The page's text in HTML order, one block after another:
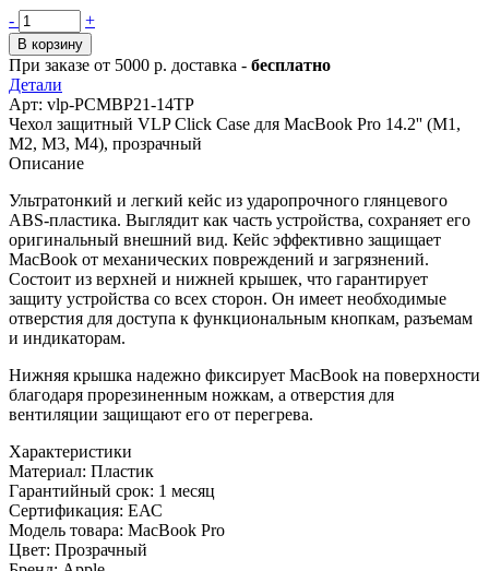
Количество
товара
Чехол
защитный
VLP
Click
Case
для
MacBook
Pro
14.2''
(M1,
M2,
M3,
M4),
прозрачный
- +
В корзину
При заказе от 5000 р. доставка - бесплатно
Детали
Арт: vlp-PCMBP21-14TP
Чехол защитный VLP Click Case для MacBook Pro 14.2'' (M1,
M2, M3, M4), прозрачный
Описание
Ультратонкий и легкий кейс из ударопрочного глянцевого
ABS-пластика. Выглядит как часть устройства, сохраняет его
оригинальный внешний вид. Кейс эффективно защищает
MacBook от механических повреждений и загрязнений.
Состоит из верхней и нижней крышек, что гарантирует
защиту устройства со всех сторон. Он имеет необходимые
отверстия для доступа к функциональным кнопкам, разъемам
и индикаторам.
Нижняя крышка надежно фиксирует MacBook на поверхности
благодаря прорезиненным ножкам, а отверстия для
вентиляции защищают его от перегрева.
Характеристики
Материал: Пластик
Гарантийный срок: 1 месяц
Сертификация: ЕАС
Модель товара: MacBook Pro
Цвет: Прозрачный